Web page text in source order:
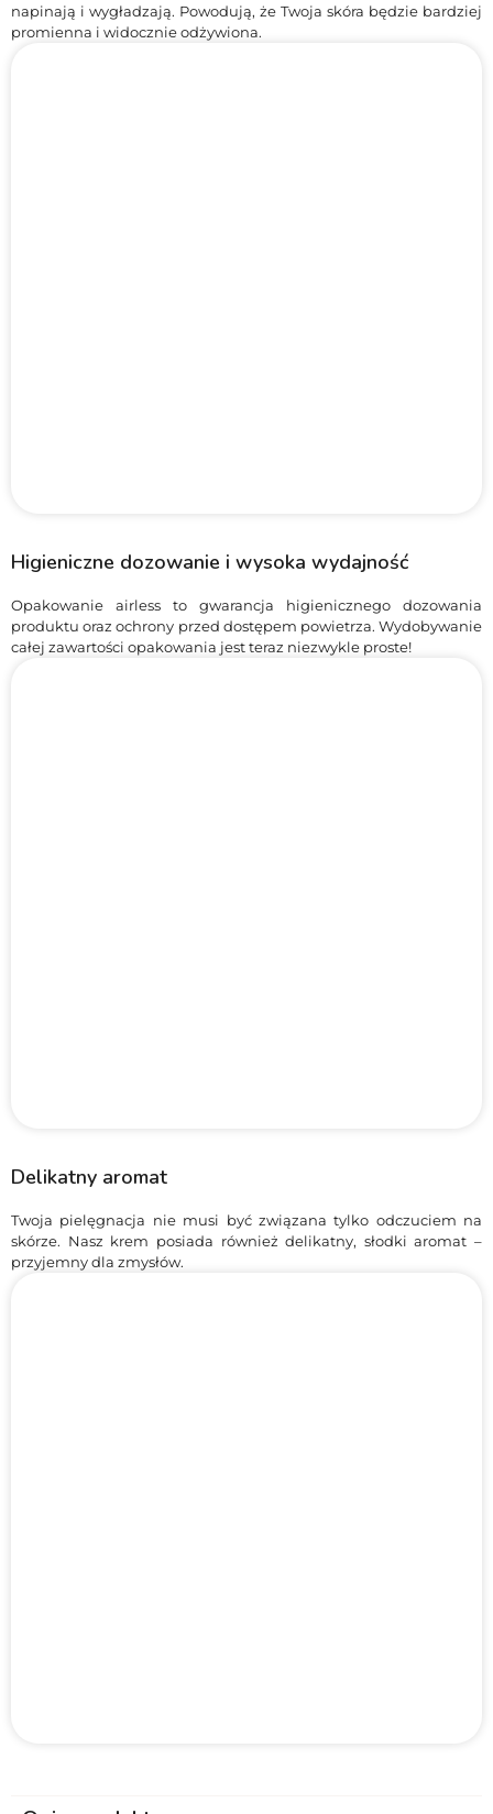
napinają i wygładzają. Powodują, że Twoja skóra będzie bardziej
promienna i widocznie odżywiona.
Higieniczne dozowanie i wysoka wydajność
Opakowanie airless to gwarancja higienicznego dozowania
produktu oraz ochrony przed dostępem powietrza. Wydobywanie
całej zawartości opakowania jest teraz niezwykle proste!
Delikatny aromat
Twoja pielęgnacja nie musi być związana tylko odczuciem na
skórze. Nasz krem posiada również delikatny, słodki aromat –
przyjemny dla zmysłów.